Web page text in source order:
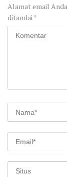
Alamat email
ditandai*